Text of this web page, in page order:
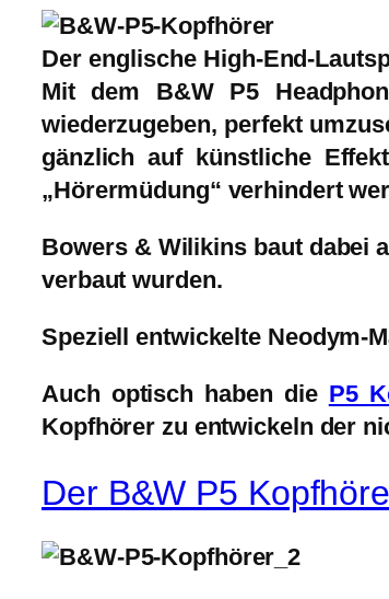
Der englische High-End-
Mit dem B&W P5
wiederzugeben, perfekt
gänzlich auf künstliche
„Hörermüdung“ verhindert
Bowers & Wilikins baut dabei
verbaut wurden.
Speziell entwickelte Neodym-
Auch optisch haben die P5
Kopfhörer zu entwickeln der
Der B&W P5